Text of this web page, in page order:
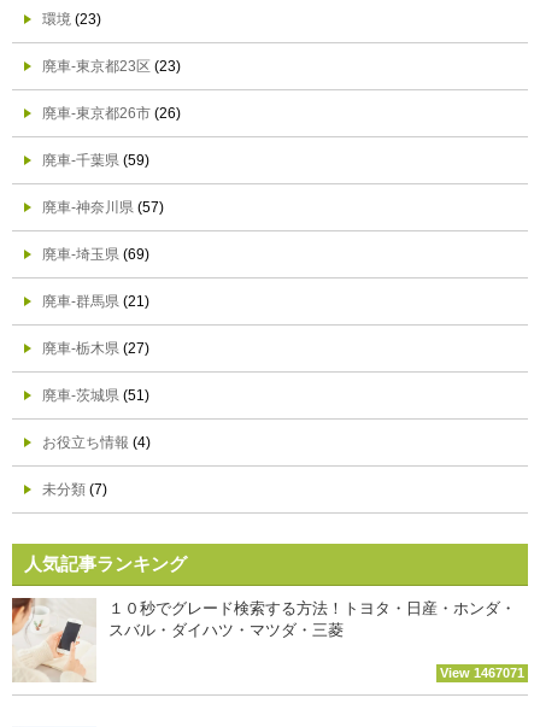
環境 (23)
廃車-東京都23区 (23)
廃車-東京都26市 (26)
廃車-千葉県 (59)
廃車-神奈川県 (57)
廃車-埼玉県 (69)
廃車-群馬県 (21)
廃車-栃木県 (27)
廃車-茨城県 (51)
お役立ち情報 (4)
未分類 (7)
人気記事ランキング
１０秒でグレード検索する方法！トヨタ・日産・ホンダ・
スバル・ダイハツ・マツダ・三菱
View 1467071